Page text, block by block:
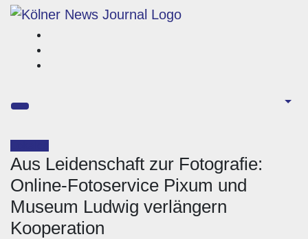
Zum
Inhalt
springen
Aus Leidenschaft zur Fotografie:
Online-Fotoservice Pixum und
Museum Ludwig verlängern
Kooperation